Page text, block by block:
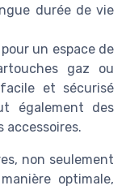
durée de vie
un espace de
gaz ou
et sécurisé
également des
accessoires.
non seulement
optimale,